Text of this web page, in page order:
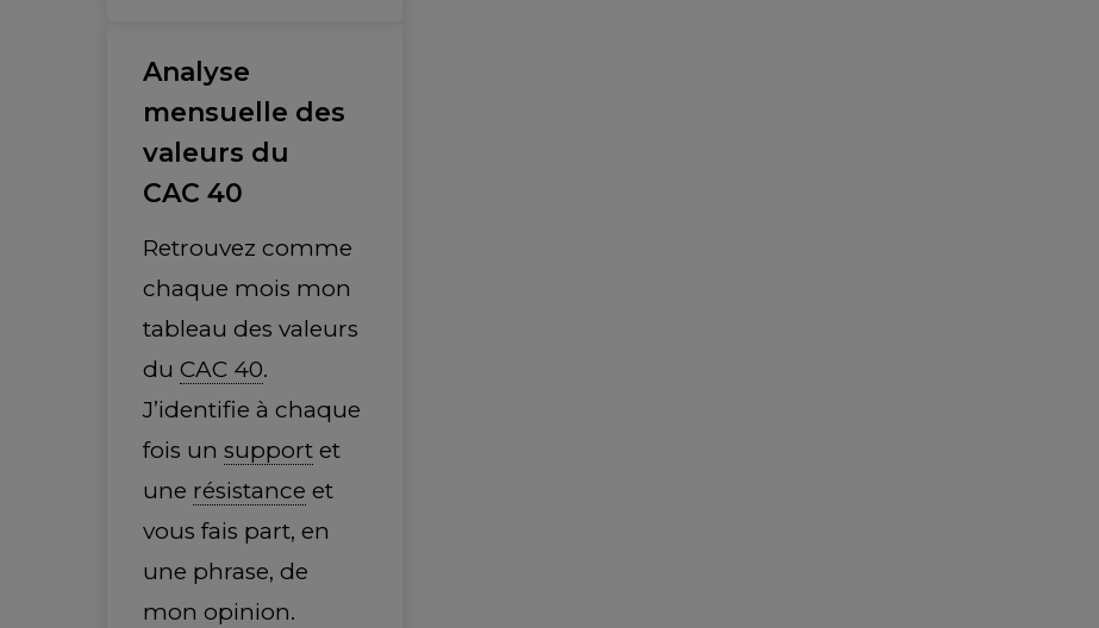
Analyse
mensuelle des
valeurs du
CAC 40
Retrouvez comme
chaque mois mon
tableau des valeurs
duCAC 40.
J’identifie à chaque
fois unsupport et
une résistance et
vous fais part, en
une phrase, de
mon opinion.